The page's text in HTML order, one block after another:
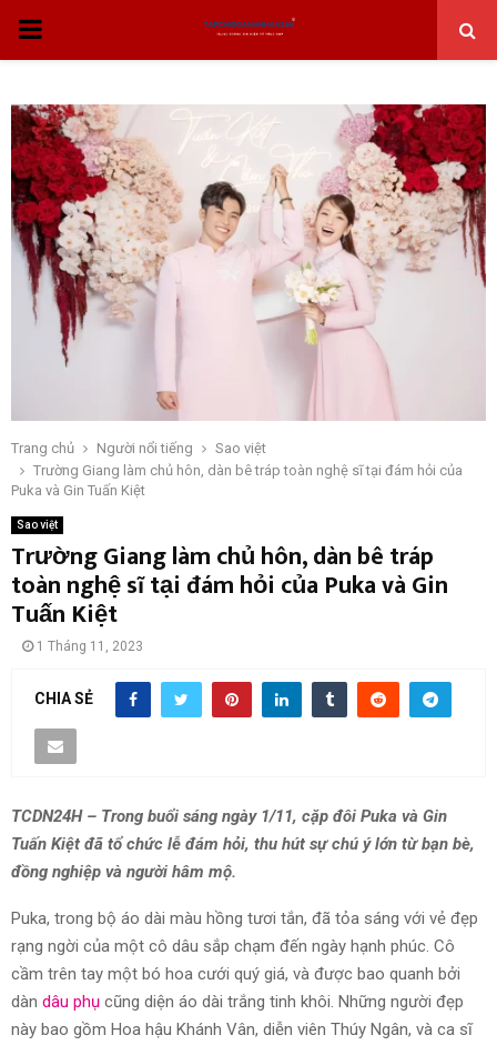
THỰC
CHÍNH
Trang chủ Người nổi tiếng
Sao việt
Trường Giang làm chủ hôn, dàn bê tráp toàn nghệ sĩ tại đám hỏi của
Puka và Gin Tuấn Kiệt
Sao việt
Trường Giang làm chủ hôn, dàn bê tráp
toàn nghệ sĩ tại đám hỏi của Puka và Gin
Tuấn Kiệt
1 Tháng 11, 2023
CHIA SẺ
TCDN24H – Trong buổi sáng ngày 1/11, cặp đôi Puka và Gin
Tuấn Kiệt đã tổ chức lễ đám hỏi, thu hút sự chú ý lớn từ bạn bè,
đồng nghiệp và người hâm mộ.
Puka, trong bộ áo dài màu hồng tươi tắn, đã tỏa sáng với vẻ đẹp
rạng ngời của một cô dâu sắp chạm đến ngày hạnh phúc. Cô
cầm trên tay một bó hoa cưới quý giá, và được bao quanh bởi
dàn dâu phụ cũng diện áo dài trắng tinh khôi. Những người đẹp
này bao gồm Hoa hậu Khánh Vân, diễn viên Thúy Ngân, và ca sĩ